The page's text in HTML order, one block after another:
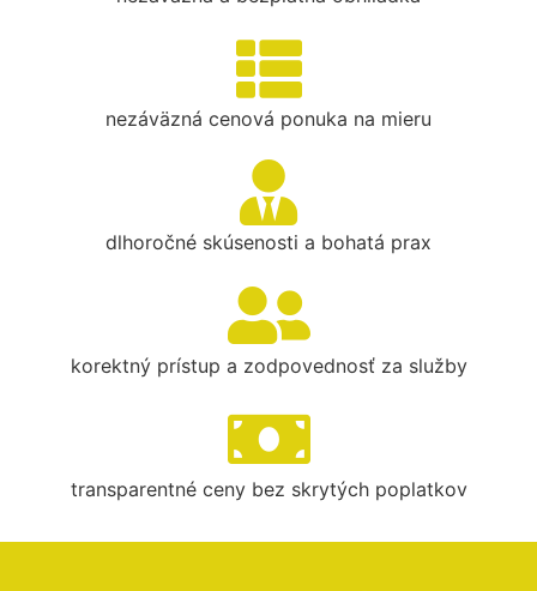
nezáväzná cenová ponuka na mieru
dlhoročné skúsenosti a bohatá prax
korektný prístup a zodpovednosť za služby
transparentné ceny bez skrytých poplatkov